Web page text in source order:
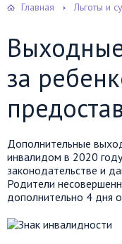
Главная Льготы и
за
Дополнительные
инвалидом в 2020
законодательстве и
Родители
дополнительно 4 дня